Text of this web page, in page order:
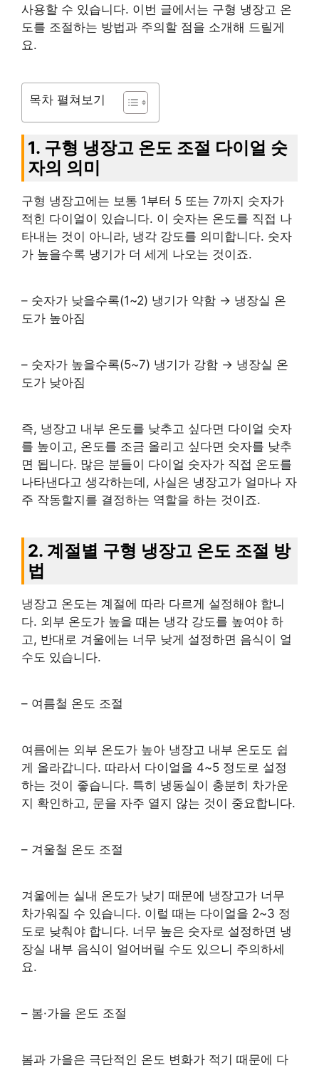
사용할 수 있습니다. 이번 글에서는 구형 냉장고 온
도를 조절하는 방법과 주의할 점을 소개해 드릴게
요.
목차 펼쳐보기
1. 구형 냉장고 온도 조절 다이얼 숫
자의 의미
구형 냉장고에는 보통 1부터 5 또는 7까지 숫자가
적힌 다이얼이 있습니다. 이 숫자는 온도를 직접 나
타내는 것이 아니라, 냉각 강도를 의미합니다. 숫자
가 높을수록 냉기가 더 세게 나오는 것이죠.
– 숫자가 낮을수록(1~2) 냉기가 약함 → 냉장실 온
도가 높아짐
– 숫자가 높을수록(5~7) 냉기가 강함 → 냉장실 온
도가 낮아짐
즉, 냉장고 내부 온도를 낮추고 싶다면 다이얼 숫자
를 높이고, 온도를 조금 올리고 싶다면 숫자를 낮추
면 됩니다. 많은 분들이 다이얼 숫자가 직접 온도를
나타낸다고 생각하는데, 사실은 냉장고가 얼마나 자
주 작동할지를 결정하는 역할을 하는 것이죠.
2. 계절별 구형 냉장고 온도 조절 방
법
냉장고 온도는 계절에 따라 다르게 설정해야 합니
다. 외부 온도가 높을 때는 냉각 강도를 높여야 하
고, 반대로 겨울에는 너무 낮게 설정하면 음식이 얼
수도 있습니다.
– 여름철 온도 조절
여름에는 외부 온도가 높아 냉장고 내부 온도도 쉽
게 올라갑니다. 따라서 다이얼을 4~5 정도로 설정
하는 것이 좋습니다. 특히 냉동실이 충분히 차가운
지 확인하고, 문을 자주 열지 않는 것이 중요합니다.
– 겨울철 온도 조절
겨울에는 실내 온도가 낮기 때문에 냉장고가 너무
차가워질 수 있습니다. 이럴 때는 다이얼을 2~3 정
도로 낮춰야 합니다. 너무 높은 숫자로 설정하면 냉
장실 내부 음식이 얼어버릴 수도 있으니 주의하세
요.
– 봄·가을 온도 조절
봄과 가을은 극단적인 온도 변화가 적기 때문에 다